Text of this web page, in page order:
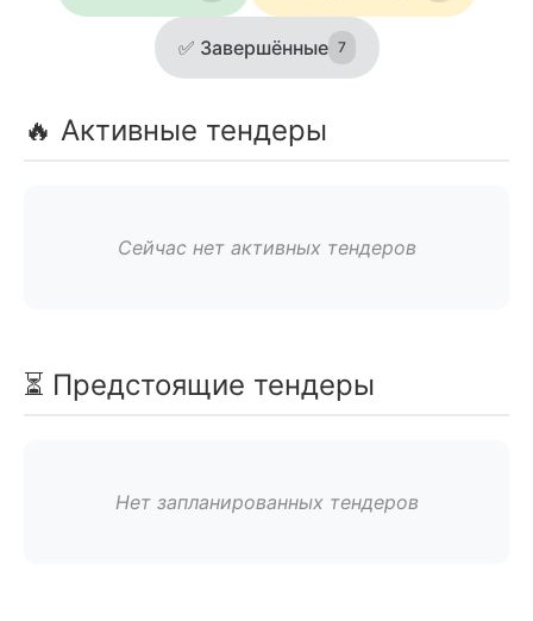
✅ Завершённые 7
🔥 Активные тендеры
Сейчас нет активных тендеров
⏳ Предстоящие тендеры
Нет запланированных тендеров